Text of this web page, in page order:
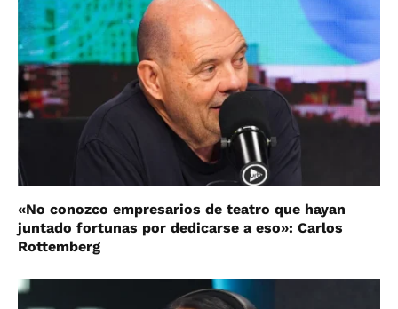
«No conozco empresarios de teatro que hayan
juntado fortunas por dedicarse a eso»: Carlos
Rottemberg